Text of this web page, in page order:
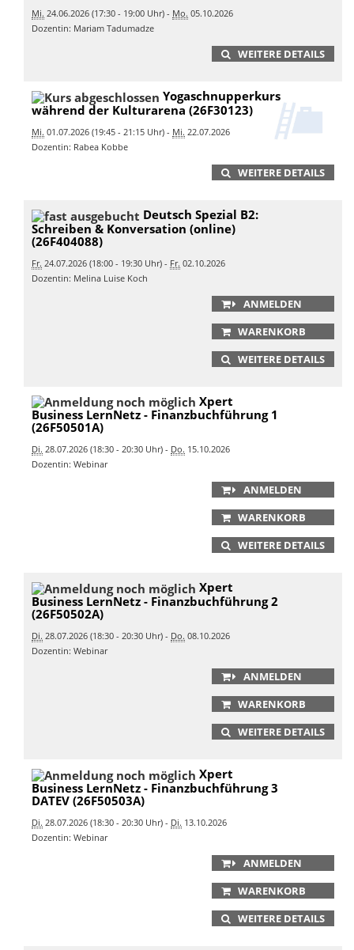
Mi. 24.06.2026 (17:30 - 19:00 Uhr) - Mo. 05.10.2026
Dozentin: Mariam Tadumadze
WEITERE DETAILS
Yogaschnupperkurs
während der Kulturarena (26F30123)
Mi. 01.07.2026 (19:45 - 21:15 Uhr) - Mi. 22.07.2026
Dozentin: Rabea Kobbe
WEITERE DETAILS
Deutsch Spezial B2:
Schreiben & Konversation (online)
(26F404088)
Fr. 24.07.2026 (18:00 - 19:30 Uhr) - Fr. 02.10.2026
Dozentin: Melina Luise Koch
ANMELDEN
WARENKORB
WEITERE DETAILS
Xpert
Business LernNetz - Finanzbuchführung 1
(26F50501A)
Di. 28.07.2026 (18:30 - 20:30 Uhr) - Do. 15.10.2026
Dozentin: Webinar
ANMELDEN
WARENKORB
WEITERE DETAILS
Xpert
Business LernNetz - Finanzbuchführung 2
(26F50502A)
Di. 28.07.2026 (18:30 - 20:30 Uhr) - Do. 08.10.2026
Dozentin: Webinar
ANMELDEN
WARENKORB
WEITERE DETAILS
Xpert
Business LernNetz - Finanzbuchführung 3
DATEV (26F50503A)
Di. 28.07.2026 (18:30 - 20:30 Uhr) - Di. 13.10.2026
Dozentin: Webinar
ANMELDEN
WARENKORB
WEITERE DETAILS